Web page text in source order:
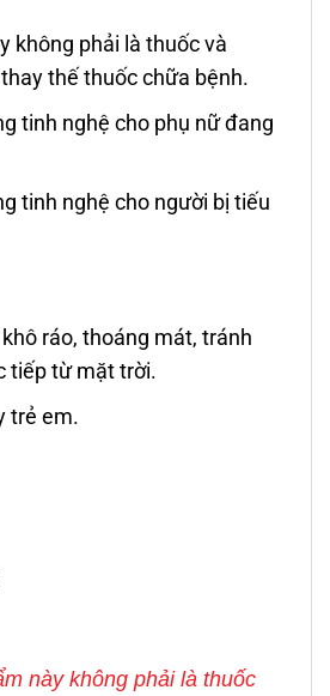
không phải là thuốc và
thế thuốc chữa bệnh.
tinh nghệ cho phụ nữ đang
tinh nghệ cho người bị tiếu
ráo, thoáng mát, tránh
tiếp từ mặt trời.
trẻ em.
này không phải là thuốc